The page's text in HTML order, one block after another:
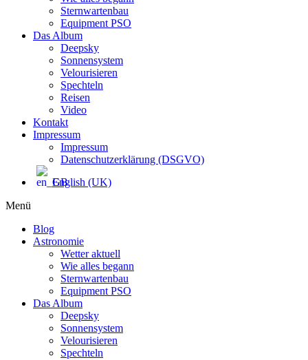
Sternwartenbau
Equipment PSO
Das Album
Deepsky
Sonnensystem
Velourisieren
Spechteln
Reisen
Video
Kontakt
Impressum
Impressum
Datenschutzerklärung (DSGVO)
English (UK)
Menü
Blog
Astronomie
Wetter aktuell
Wie alles begann
Sternwartenbau
Equipment PSO
Das Album
Deepsky
Sonnensystem
Velourisieren
Spechteln